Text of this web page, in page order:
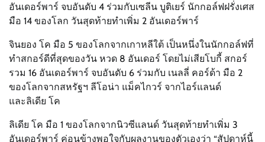
อันเดอร์พาร์ จบอันดับ 4 ร่วมกับเซลีน บูติเยร์ นักกอล์ฟฝรั่งเศส
มือ 14 ของโลก วันสุดท้ายทำเพิ่ม 2 อันเดอร์พาร์
จินยอง โค มือ 5 ของโลกจากเกาหลีใต้ เป็นหนึ่งในนักกอล์ฟที่
ทำสกอร์ดีที่สุดของวัน หวด 8 อันเดอร์ โดยไม่เสียโบกี้ สกอร์
รวม 16 อันเดอร์พาร์ จบอันดับ 6 ร่วมกับ เนลลี่ คอร์ด้า มือ 2
ของโลกจากสหรัฐฯ ลีโอน่า แม็คไกวร์ จากไอร์แลนด์
และลิเดีย โค
ลิเดีย โค มือ 1 ของโลกจากนิวซีแลนด์ วันสุดท้ายทำเพิ่ม 3
อันเดอร์พาร์ ค่อนข้างพอใจกับผลงานของตัวเองว่า “สัปดาห์นี้